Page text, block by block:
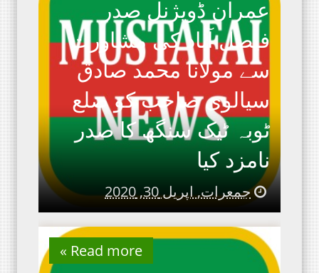
عمران ڈویژنل صدر
فیصل آباد کی مشاورت
سے مولانا محمد صادق
سیالوی صاحب کو ضلع
ٹوبہ ٹیک سنگھ کا صدر
نامزد کیا
جمعرات, اپریل 30, 2020
Read more »